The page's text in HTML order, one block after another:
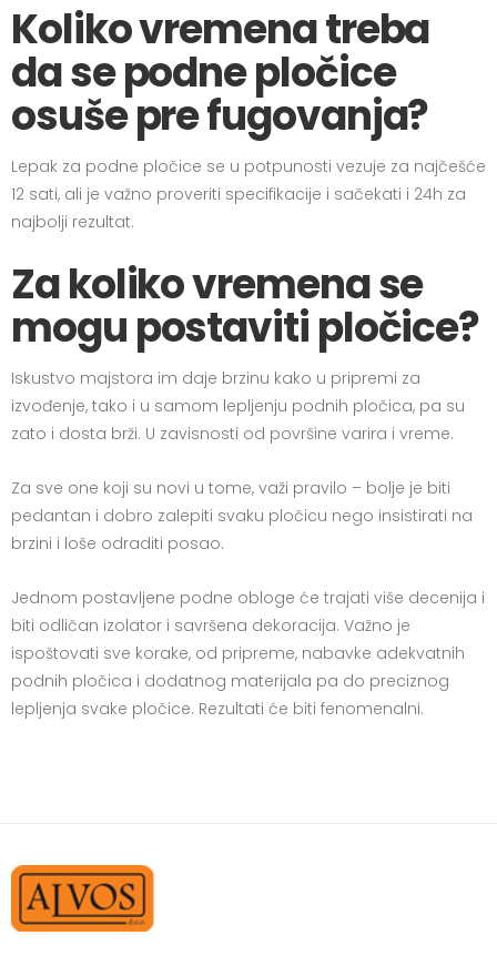
Koliko vremena treba
da se podne pločice
osuše pre fugovanja?
Lepak za podne pločice se u potpunosti vezuje za najčešće
12 sati, ali je važno proveriti specifikacije i sačekati i 24h za
najbolji rezultat.
Za koliko vremena se
mogu postaviti pločice?
Iskustvo majstora im daje brzinu kako u pripremi za
izvođenje, tako i u samom lepljenju podnih pločica, pa su
zato i dosta brži. U zavisnosti od površine varira i vreme.
Za sve one koji su novi u tome, važi pravilo – bolje je biti
pedantan i dobro zalepiti svaku pločicu nego insistirati na
brzini i loše odraditi posao.
Jednom postavljene podne obloge će trajati više decenija i
biti odličan izolator i savršena dekoracija. Važno je
ispoštovati sve korake, od pripreme, nabavke adekvatnih
podnih pločica i dodatnog materijala pa do preciznog
lepljenja svake pločice. Rezultati će biti fenomenalni.